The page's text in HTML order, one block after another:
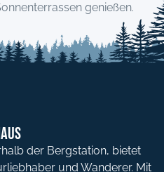
genießen.
der Bergstation, bietet
und Wanderer. Mit